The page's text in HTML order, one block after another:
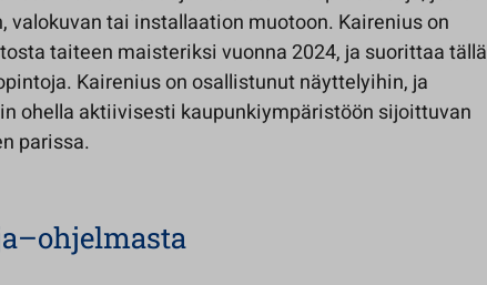
valokuvan tai installaation muotoon. Kairenius on
taiteen maisteriksi vuonna 2024, ja suorittaa tällä
Kairenius on osallistunut näyttelyihin, ja
ohella aktiivisesti kaupunkiympäristöön sijoittuvan
parissa.